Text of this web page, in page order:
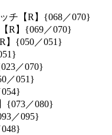
チ【R】{068／070}
R】{069／070}
】{050／051}
／070}
／051}
{073／080}
／095}